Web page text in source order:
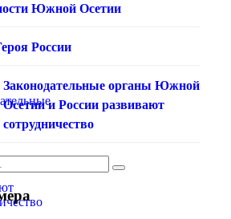
Южной Осетии
России
Законодательные органы Южной
Осетии и России развивают
сотрудничество